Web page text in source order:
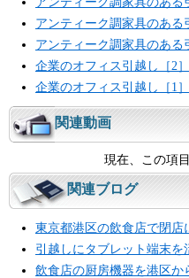
アンティーク調家具のあ
アンティーク調家具のあ
企業のオフィス引越し［2
企業のオフィス引越し［1
関連動画
現在、この項
関連ブログ
東京都港区の飲食店で閉店
引越しにタブレット端末を
飲食店の厨房機器を港区